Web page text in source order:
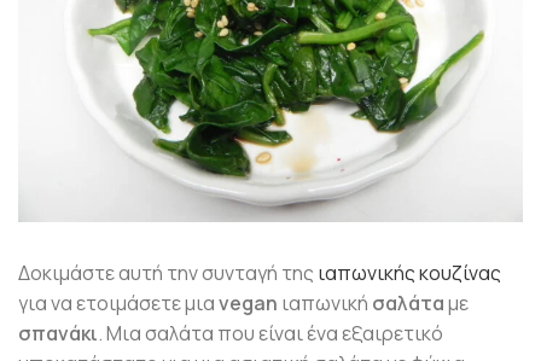
Δοκιμάστε αυτή την συνταγή της ιαπωνικής κουζίνας
για να ετοιμάσετε μιαvegan ιαπωνική σαλάταμε
σπανάκι. Μια σαλάτα που είναι ένα εξαιρετικό